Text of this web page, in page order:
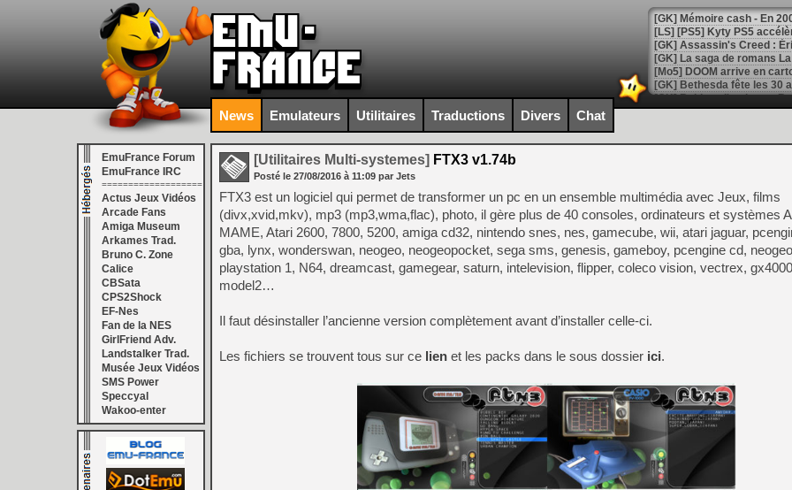
[Mo5] DOOM arrive en
[GK] Bethesda fête les 30
[GK] Roblox : l'action en
[GK] Agenda - GeForce
[LS] [PS5] ps5-y2jb-
[GK] Pourquoi Marvel
[GK] Test : Restory : Chill
[GK] GTA 6 : Rockstar
[GK] Hot Wheels Infinite
[GK] Mémoire cash -
[GK] Résultats Nintendo :
[GK] Déjà des
[Mo5] Brickboy cherche à
[GK] Minecraft et ses «
[GK] Beast of
[GK] Ubisoft : fin de partie
[GK] Mémoire cash -
[GK] Dan Houser (GTA)
[GK] Comment EA Sports
[GK] Crimson Moon : un
[GK] Isle of Reveries : le
[GK] Moonlighter 2 : The
[GK] Capcom relance
News Emulateurs Utilitaires Traductions Divers Chat
EmuFrance Forum
EmuFrance IRC
===================
Actus Jeux Vidéos
Arcade Fans
Amiga Museum
Arkames Trad.
Bruno C. Zone
Calice
CBSata
CPS2Shock
EF-Nes
Fan de la NES
GirlFriend Adv.
Landstalker Trad.
Musée Jeux Vidéos
SMS Power
Speccyal
Wakoo-enter
[Utilitaires Multi-systemes] FTX3 v1.74b
Posté le 27/08/2016 à 11:09 par Jets
FTX3 est un logiciel qui permet de transformer un pc en un ensemble multimédia avec Jeux, films
(divx,xvid,mkv), mp3 (mp3,wma,flac), photo, il gère plus de 40 consoles, ordinateurs et systèmes
MAME, Atari 2600, 7800, 5200, amiga cd32, nintendo snes, nes, gamecube, wii, atari jaguar,
gba, lynx, wonderswan, neogeo, neogeopocket, sega sms, genesis, gameboy, pcengine cd,
playstation 1, N64, dreamcast, gamegear, saturn, intelevision, flipper, coleco vision, vectrex,
model2…
Il faut désinstaller l’ancienne version complètement avant d’installer celle-ci.
Les fichiers se trouvent tous sur ce lien et les packs dans le sous dossier ici.